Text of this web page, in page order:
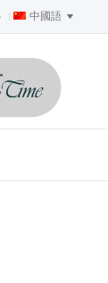
中國語